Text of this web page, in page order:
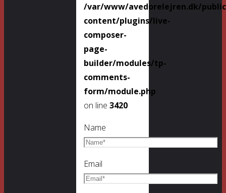
/var/www/avedorelejren.dk/
content/plugins/live-
composer-
page-
builder/modules/tp-
comments-
form/module.php
on line 3420
Name
Email